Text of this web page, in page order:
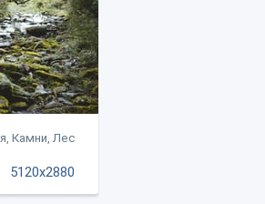
Камни, Лес
5120x2880